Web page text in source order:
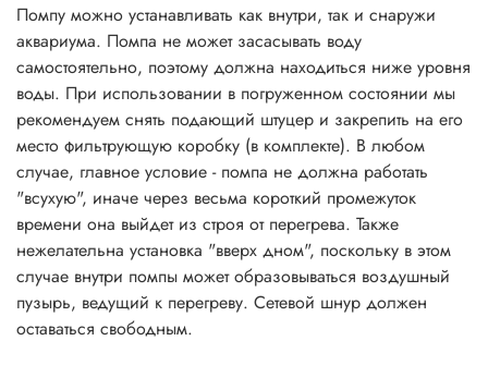
Помпу можно устанавливать как внутри, так и снаружи
аквариума. Помпа не может засасывать воду
самостоятельно, поэтому должна находиться ниже уровня
воды. При использовании в погруженном состоянии мы
рекомендуем снять подающий штуцер и закрепить на его
место фильтрующую коробку (в комплекте). В любом
случае, главное условие - помпа не должна работать
"всухую", иначе через весьма короткий промежуток
времени она выйдет из строя от перегрева. Также
нежелательна установка "вверх дном", поскольку в этом
случае внутри помпы может образовываться воздушный
пузырь, ведущий к перегреву. Сетевой шнур должен
оставаться свободным.